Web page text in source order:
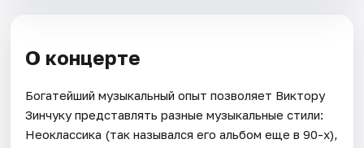
О концерте
Богатейший музыкальный опыт позволяет Виктору
Зинчуку представлять разные музыкальные стили:
Неоклассика (так назывался его альбом еще в 90-х),